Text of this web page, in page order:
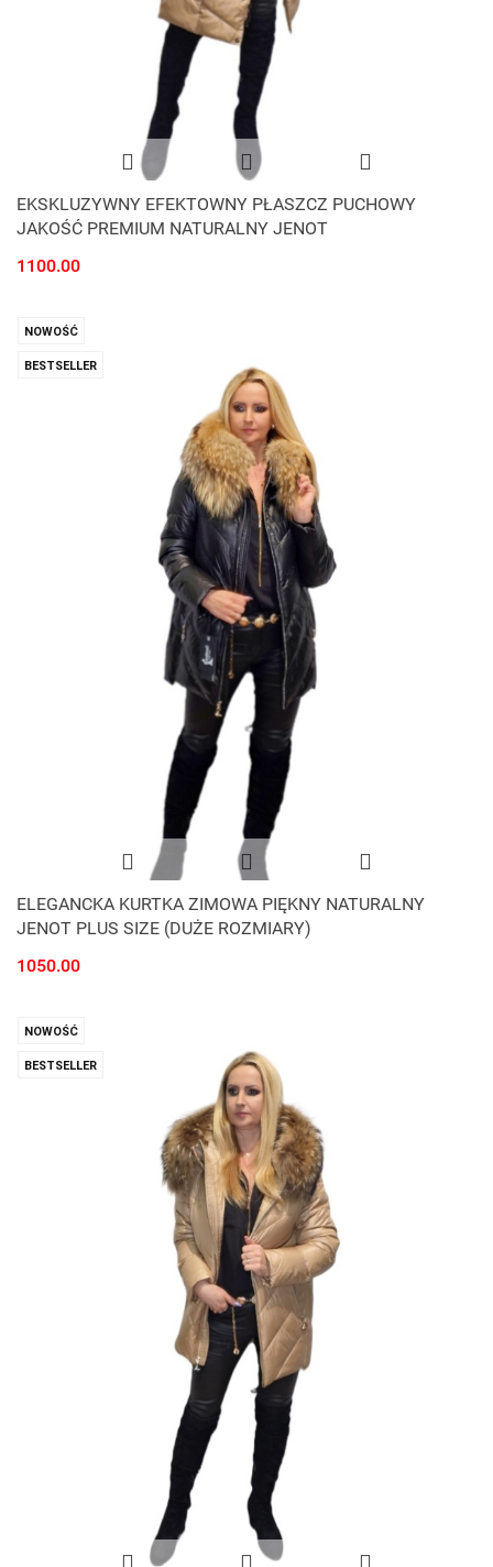
EKSKLUZYWNY EFEKTOWNY PŁASZCZ PUCHOWY
JAKOŚĆ PREMIUM NATURALNY JENOT
1100.00
NOWOŚĆ
BESTSELLER
ELEGANCKA KURTKA ZIMOWA PIĘKNY NATURALNY
JENOT PLUS SIZE (DUŻE ROZMIARY)
1050.00
NOWOŚĆ
BESTSELLER